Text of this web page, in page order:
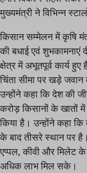
मुख्यमंत्री ने विभिन्न
किसान सम्मेलन में कृषि
की बधाई एवं शुभकामनाएं
क्षेत्र में अभूतपूर्व कार्य
चिंता सीमा पर खड़े
उन्होंने कहा कि देश की
करोड़ किसानों के खातों में
किया है। उन्होंने कहा
के बाद तीसरे स्थान पर
एप्पल, कीवी और मिलेट के
अधिक लाभ मिल सके।